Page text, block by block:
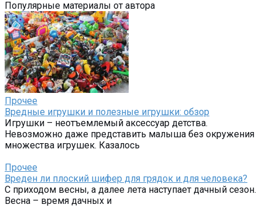
Популярные материалы от автора
Прочее
Вредные игрушки и полезные игрушки: обзор
Игрушки – неотъемлемый аксессуар детства.
Невозможно даже представить малыша без окружения
множества игрушек. Казалось
Прочее
Вреден ли плоский шифер для грядок и для человека?
С приходом весны, а далее лета наступает дачный сезон.
Весна – время дачных и